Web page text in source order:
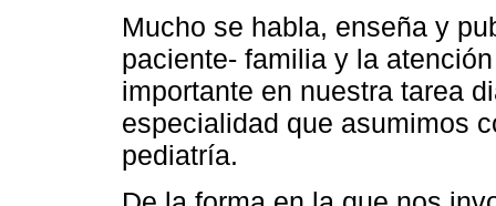
Mucho se habla, enseña y
paciente- familia y la
importante en nuestra tarea
especialidad que asumimos
pediatría.